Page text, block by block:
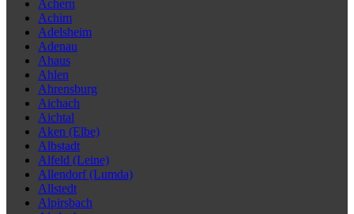
Achern
Achim
Adelsheim
Adenau
Ahaus
Ahlen
Ahrensburg
Aichach
Aichtal
Aken (Elbe)
Albstadt
Alfeld (Leine)
Allendorf (Lumda)
Allstedt
Alpirsbach